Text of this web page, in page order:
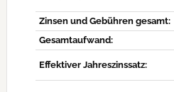
Zinsen und Gebühren gesamt:
Gesamtaufwand:
Effektiver Jahreszinssatz: